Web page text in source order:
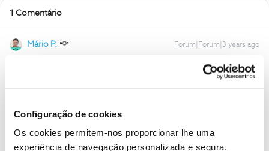
Configuração de cookies
Os cookies permitem-nos proporcionar lhe uma
experiência de navegação personalizada e segura.
1 Comentário
Mário P. Forum|Forum|3 years ago
, seja bem-vindo ao Fórum NOS.
ligar-se manualmente a outra rede parceira da NOS?